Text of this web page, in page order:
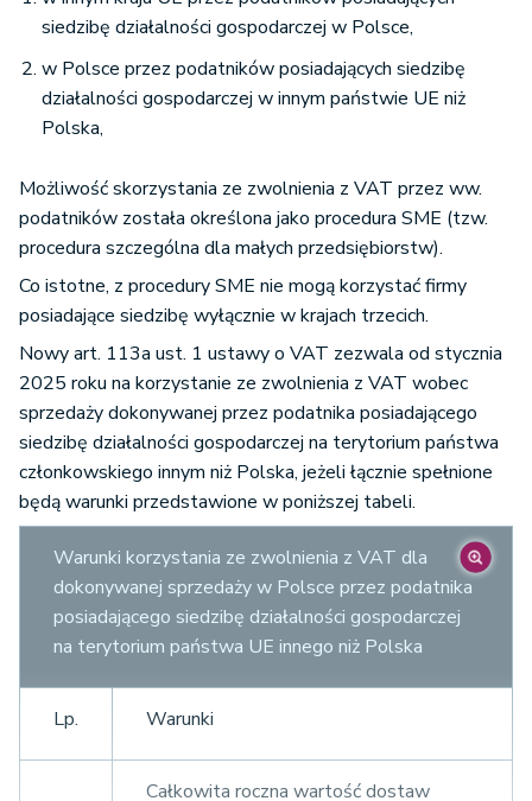
siedzibę działalności gospodarczej w Polsce,
w Polsce przez podatników posiadających siedzibę
działalności gospodarczej w innym państwie UE niż
Polska,
Możliwość skorzystania ze zwolnienia z VAT przez ww.
podatników została określona jako procedura SME (tzw.
procedura szczególna dla małych przedsiębiorstw).
Co istotne, z procedury SME nie mogą korzystać firmy
posiadające siedzibę wyłącznie w krajach trzecich.
Nowy art. 113a ust. 1 ustawy o VAT zezwala od stycznia
2025 roku na korzystanie ze zwolnienia z VAT wobec
sprzedaży dokonywanej przez podatnika posiadającego
siedzibę działalności gospodarczej na terytorium państwa
członkowskiego innym niż Polska, jeżeli łącznie spełnione
będą warunki przedstawione w poniższej tabeli.
Warunki korzystania ze zwolnienia z VAT dla
dokonywanej sprzedaży w Polsce przez podatnika
posiadającego siedzibę działalności gospodarczej
na terytorium państwa UE innego niż Polska
Lp. Warunki
Całkowita roczna wartość dostaw